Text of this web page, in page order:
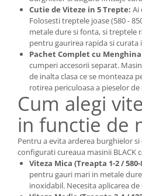
Cutie de Viteze in 5 Trepte: Ai
Folosesti treptele joase (580 -
metale dure si fonta, si treptele
pentru gaurirea rapida si curata
Pachet Complet cu
cumperi accesorii separat.
de inalta clasa ce se monteaza
rotirea periculoasa a pieselor
Cum alegi
in functie de
Pentru a evita arderea burghielor
configurati cureaua masinii BLACK
Viteza Mica (Treapta 1-2 / 580-
pentru gauri mari in metale
inoxidabil. Necesita aplicarea